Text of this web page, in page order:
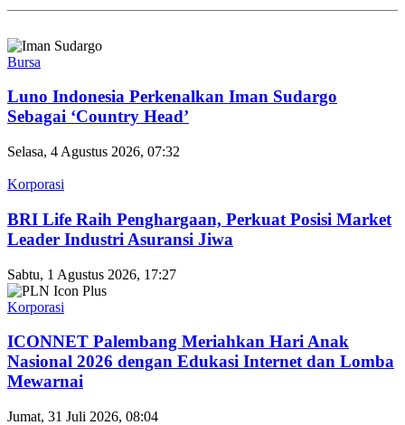
Bursa
Luno Indonesia Perkenalkan Iman Sudargo
Sebagai ‘Country Head’
Selasa, 4 Agustus 2026, 07:32
Korporasi
BRI Life Raih Penghargaan, Perkuat Posisi Market
Leader Industri Asuransi Jiwa
Sabtu, 1 Agustus 2026, 17:27
Korporasi
ICONNET Palembang Meriahkan Hari Anak
Nasional 2026 dengan Edukasi Internet dan Lomba
Mewarnai
Jumat, 31 Juli 2026, 08:04